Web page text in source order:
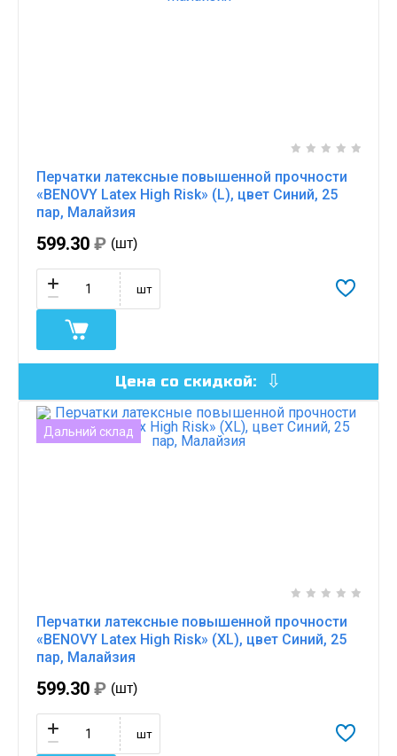
Перчатки латексные повышенной прочности
«BENOVY Latex High Risk» (L), цвет Синий, 25
пар, Малайзия
599.30 ₽ (шт)
шт
Цена со скидкой:
Дальний склад
Перчатки латексные повышенной прочности
«BENOVY Latex High Risk» (XL), цвет Синий, 25
пар, Малайзия
599.30 ₽ (шт)
шт